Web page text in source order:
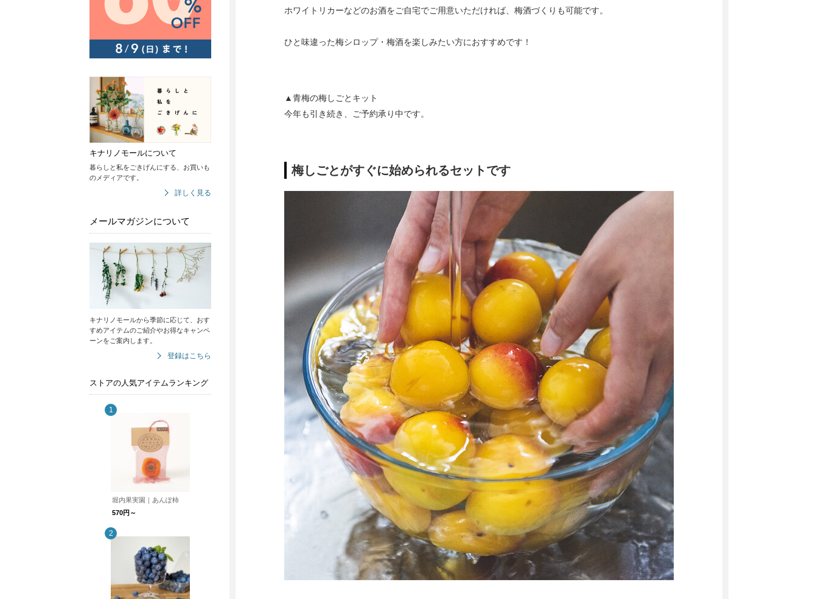
キナリノモールについて
暮らしと私をごきげんにする、お買いも
のメディアです。
詳しく見る
メールマガジンについて
キナリノモールから季節に応じて、おす
すめアイテムのご紹介やお得なキャンペ
ーンをご案内します。
登録はこちら
ストアの人気アイテムランキング
堀内果実園｜あんぽ柿
570円～
ホワイトリカーなどのお酒をご自宅でご用意いただければ、梅酒づくりも可能です。
ひと味違った梅シロップ・梅酒を楽しみたい方におすすめです！
▲青梅の梅しごとキット
今年も引き続き、ご予約承り中です。
梅しごとがすぐに始められるセットです